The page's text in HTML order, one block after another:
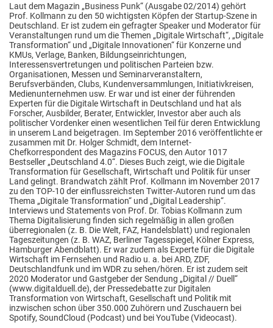
Laut dem Magazin „Business Punk“ (Ausgabe 02/2014) gehört
Prof. Kollmann zu den 50 wichtigsten Köpfen der Startup-Szene in
Deutschland. Er ist zudem ein gefragter Speaker und Moderator für
Veranstaltungen rund um die Themen „Digitale Wirtschaft“, „Digitale
Transformation“ und „Digitale Innovationen“ für Konzerne und
KMUs, Verlage, Banken, Bildungseinrichtungen,
Interessensvertretungen und politischen Parteien bzw.
Organisationen, Messen und Seminarveranstaltern,
Berufsverbänden, Clubs, Kundenversammlungen, Initiativkreisen,
Medienunternehmen usw. Er war und ist einer der führenden
Experten für die Digitale Wirtschaft in Deutschland und hat als
Forscher, Ausbilder, Berater, Entwickler, Investor aber auch als
politischer Vordenker einen wesentlichen Teil für deren Entwicklung
in unserem Land beigetragen. Im September 2016 veröffentlichte er
zusammen mit Dr. Holger Schmidt, dem Internet-
Chefkorrespondent des Magazins FOCUS, den Autor 1017
Bestseller „Deutschland 4.0“. Dieses Buch zeigt, wie die Digitale
Transformation für Gesellschaft, Wirtschaft und Politik für unser
Land gelingt. Brandwatch zählt Prof. Kollmann im November 2017
zu den TOP-10 der einflussreichsten Twitter-Autoren rund um das
Thema „Digitale Transformation“ und „Digital Leadership“.
Interviews und Statements von Prof. Dr. Tobias Kollmann zum
Thema Digitalisierung finden sich regelmäßig in allen großen
überregionalen (z. B. Die Welt, FAZ, Handelsblatt) und regionalen
Tageszeitungen (z. B. WAZ, Berliner Tagesspiegel, Kölner Express,
Hamburger Abendblatt). Er war zudem als Experte für die Digitale
Wirtschaft im Fernsehen und Radio u. a. bei ARD, ZDF,
Deutschlandfunk und im WDR zu sehen/hören. Er ist zudem seit
2020 Moderator und Gastgeber der Sendung „Digital // Duell“
(www.digitalduell.de), der Pressedebatte zur Digitalen
Transformation von Wirtschaft, Gesellschaft und Politik mit
inzwischen schon über 350.000 Zuhörern und Zuschauern bei
Spotify, SoundCloud (Podcast) und bei YouTube (Videocast).